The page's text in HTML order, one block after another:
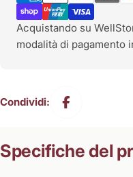
pagamento
Acquistando su
modalità di pagamento
Condividi:
Specifiche del